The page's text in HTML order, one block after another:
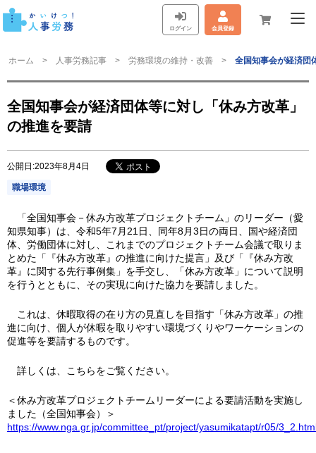
ログイン 会員登録
ホーム 人事労務記事 労務環境の維持・改善 全国知事会が経済団
全国知事会が経済団体等に対し「休み方改革」
の推進を要請
公開日:2023年8月4日
職場環境
「全国知事会－休み方改革プロジェクトチーム」のリーダー（愛
知県知事）は、令和5年7月21日、同年8月3日の両日、国や経済団
体、労働団体に対し、これまでのプロジェクトチーム会議で取りま
とめた「『休み方改革』の推進に向けた提言」及び「『休み方改
革』に関する先行事例集」を手交し、「休み方改革」について説明
を行うとともに、その実現に向けた協力を要請しました。
これは、休暇取得の在り方の見直しを目指す「休み方改革」の推
進に向け、個人が休暇を取りやすい環境づくりやワーケーションの
促進等を要請するものです。
詳しくは、こちらをご覧ください。
＜休み方改革プロジェクトチームリーダーによる要請活動を実施し
ました（全国知事会）＞
https://www.nga.gr.jp/committee_pt/project/yasumikatapt/r05/